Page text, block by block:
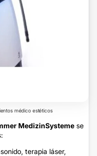
médico estéticos
MedizinSysteme se
terapia láser,